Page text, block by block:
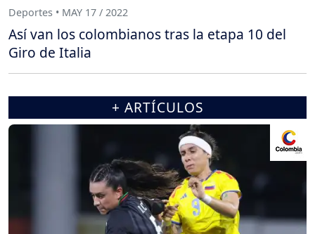
Deportes • MAY 17 / 2022
Así van los colombianos tras la etapa 10 del
Giro de Italia
+ ARTÍCULOS